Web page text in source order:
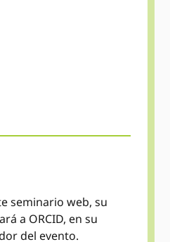
seminario web, su
a ORCID, en su
del evento.